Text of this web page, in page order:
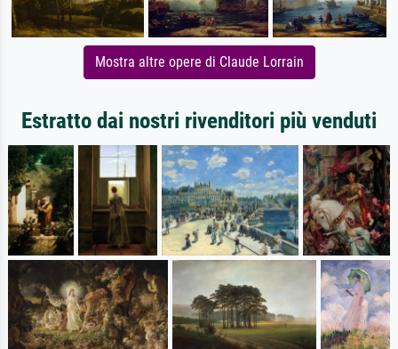
Mostra altre opere di Claude Lorrain
Estratto dai nostri rivenditori più venduti